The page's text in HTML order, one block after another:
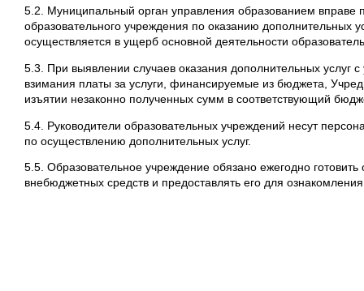
5.2. Муниципальный орган управления образованием вправе
образовательного учреждения по оказанию дополнительных
осуществляется в ущерб основной деятельности
5.3. При выявлении случаев оказания дополнительных услуг
взимания платы за услуги, финансируемые из бюджета,
изъятии незаконно полученных сумм в соответствующий
5.4. Руководители образовательных учреждений несут
по осуществлению дополнительных услуг.
5.5. Образовательное учреждение обязано ежегодно готовить
внебюджетных средств и предоставлять его для